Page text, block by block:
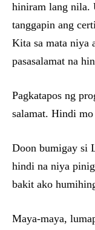
hiniram lang nila.
tanggapin ang
Kita sa mata niya
pasasalamat na
Pagkatapos ng
salamat. Hindi
Doon bumigay si
hindi na niya
bakit ako
Maya-maya,